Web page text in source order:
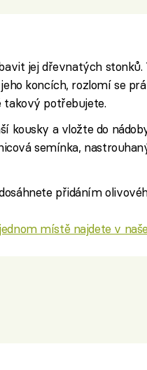
jej dřevnatých stonků.
koncích, rozlomí se
takový potřebujete.
kousky a vložte do
semínka,
přidáním
místě najdete v